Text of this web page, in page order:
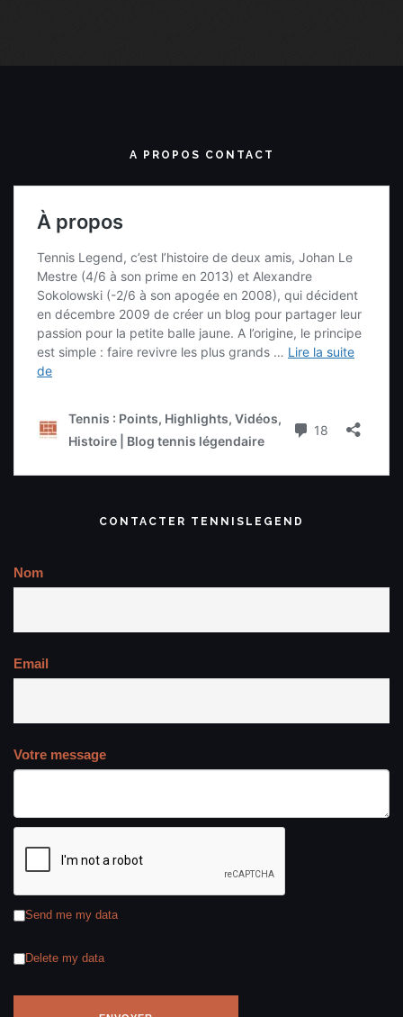
A PROPOS CONTACT
CONTACTER TENNISLEGEND
Nom
Email
Votre message
Send me my data
Delete my data